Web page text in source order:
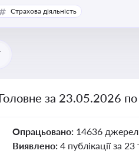
дозволяє бізнесу та
органами влади та
Страхова діяльність
за 23.05.2026 по
Опрацьовано: 14636 джерел
Виявлено: 4 публікації за 23